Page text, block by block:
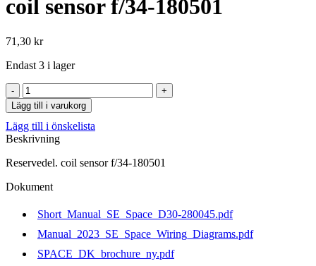
coil sensor f/34-180501
71,30 kr
Endast 3 i lager
coil
sensor
f/34-
180501
mängd
Lägg till i varukorg
Lägg till i önskelista
Beskrivning
Reservedel. coil sensor f/34-180501
Dokument
Short_Manual_SE_Space_D30-280045.pdf
Manual_2023_SE_Space_Wiring_Diagrams.pdf
SPACE_DK_brochure_ny.pdf